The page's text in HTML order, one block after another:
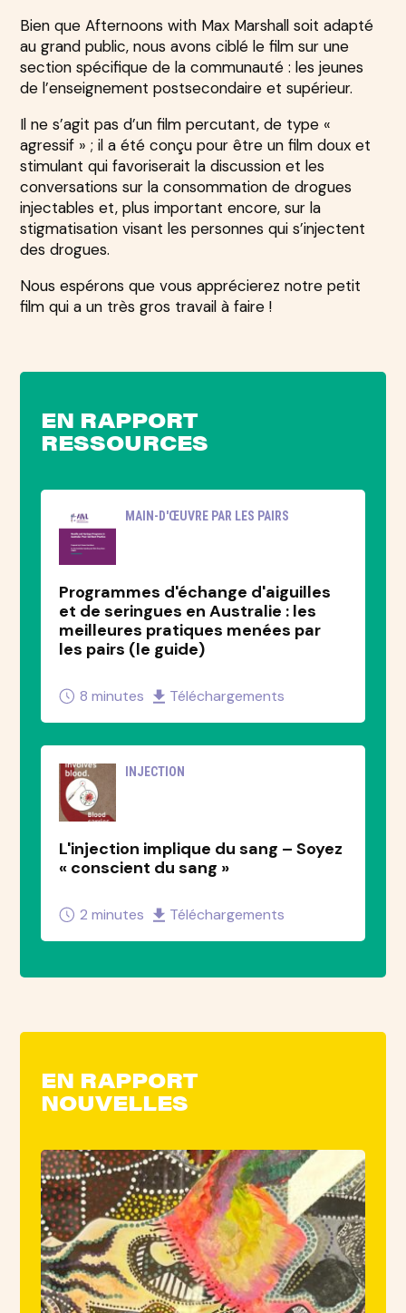
Bien que Afternoons with Max Marshall soit adapté
au grand public, nous avons ciblé le film sur une
section spécifique de la communauté : les jeunes
de l’enseignement postsecondaire et supérieur.
Il ne s’agit pas d’un film percutant, de type «
agressif » ; il a été conçu pour être un film doux et
stimulant qui favoriserait la discussion et les
conversations sur la consommation de drogues
injectables et, plus important encore, sur la
stigmatisation visant les personnes qui s’injectent
des drogues.
Nous espérons que vous apprécierez notre petit
film qui a un très gros travail à faire !
EN RAPPORT
RESSOURCES
MAIN-D'ŒUVRE PAR LES PAIRS
Programmes d'échange d'aiguilles
et de seringues en Australie : les
meilleures pratiques menées par
les pairs (le guide)
8 minutes Téléchargements
INJECTION
L'injection implique du sang – Soyez
« conscient du sang »
2 minutes Téléchargements
EN RAPPORT
NOUVELLES